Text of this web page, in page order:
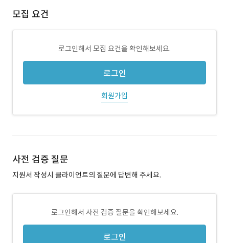
모집 요건
로그인해서 모집 요건을 확인해보세요.
로그인
회원가입
사전 검증 질문
지원서 작성시 클라이언트의 질문에 답변해 주세요.
로그인해서 사전 검증 질문을 확인해보세요.
로그인